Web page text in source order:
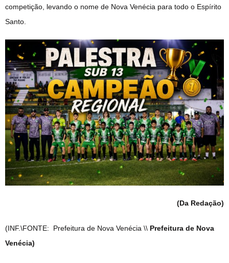
competição, levando o nome de Nova Venécia para todo o Espírito
Santo.
(Da Redação)
(INF.\FONTE: Prefeitura de Nova Venécia \\ Prefeitura de Nova
Venécia)